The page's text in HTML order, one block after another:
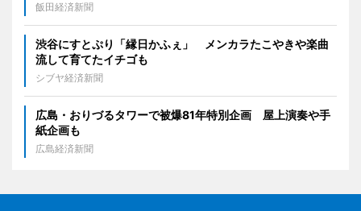
飯田経済新聞
渋谷にすとぷり「縁日かふぇ」 メンカラたこやきや楽曲
流して育てたイチゴも
シブヤ経済新聞
広島・おりづるタワーで被爆81年特別企画 屋上演奏や手
紙企画も
広島経済新聞